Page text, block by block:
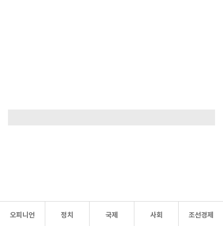
오피니언 정치 국제 사회 조선경제